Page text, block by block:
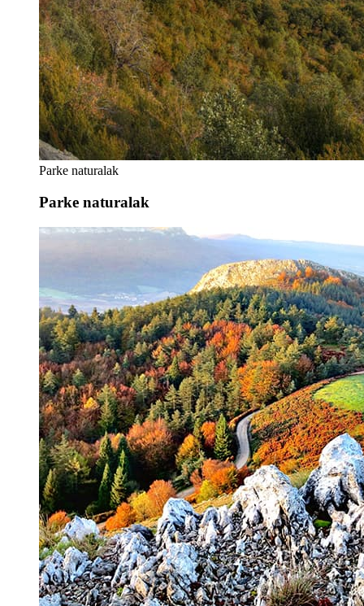
Parke naturalak
Parke naturalak